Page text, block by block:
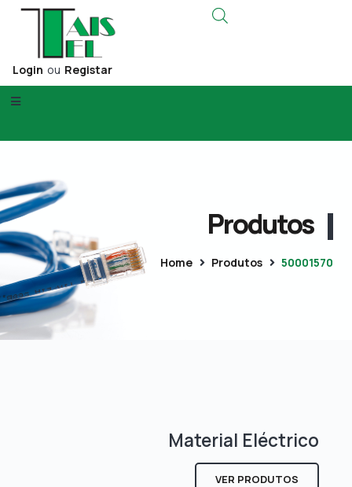
Login ou Registar
Produtos
Home Produtos 50001570
Material Eléctrico
VER PRODUTOS